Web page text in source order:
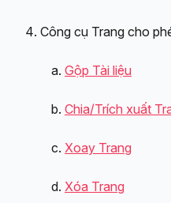
Công cụ Trang cho
Gộp Tài liệu
Chia/Trích xuất
Xoay Trang
Xóa Trang